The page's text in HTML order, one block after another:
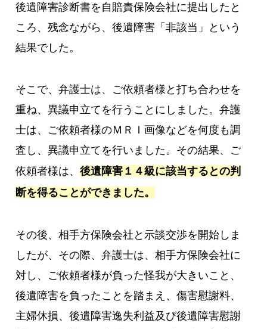
後遺障害診断書を自賠責保険会社に提出したと
ころ、残念ながら、後遺障害「非該当」という
結果でした。
そこで、弁護士は、ご依頼者様と打ち合わせを
重ね、異議申立てを行うことにしました。弁護
士は、ご依頼者様のＭＲＩ画像などを何度も調
査し、異議申立てを行いました。その結果、ご
依頼者様は、後遺障害１４級に該当するとの判
断を得ることができました。
その後、相手方保険会社と示談交渉を開始しま
したが、その際、弁護士は、相手方保険会社に
対し、ご依頼者様が負った怪我が大きいこと、
後遺障害を負ったことを踏まえ、傷害慰謝料、
主婦休損、後遺障害逸失利益及び後遺障害慰謝